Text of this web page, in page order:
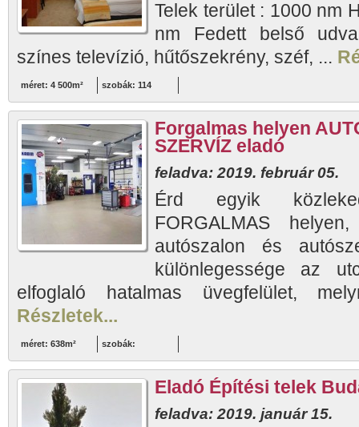
Telek terület : 1000 nm
nm Fedett belső
színes televízió, hűtőszekrény, széf, ...
méret: 4 500m² szobák: 114
Forgalmas helyen
SZERVÍZ eladó
feladva: 2019. február 05.
Érd egyik
FORGALMAS
autószalon és
különlegessége az
elfoglaló hatalmas üvegfelület,
Részletek...
méret: 638m² szobák:
Eladó Építési telek
feladva: 2019. január 15.